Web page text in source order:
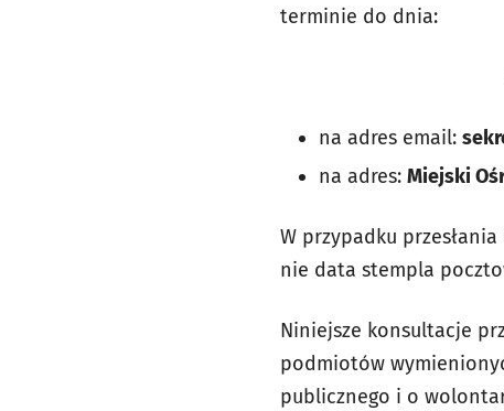
terminie do dnia:
24 maja
na adres email:
na adres: Miejski
W przypadku
nie data stempla
Niniejsze konsultacje
podmiotów
publicznego i o